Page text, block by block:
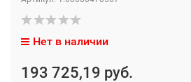
Нет в наличии
193 725,19 руб.